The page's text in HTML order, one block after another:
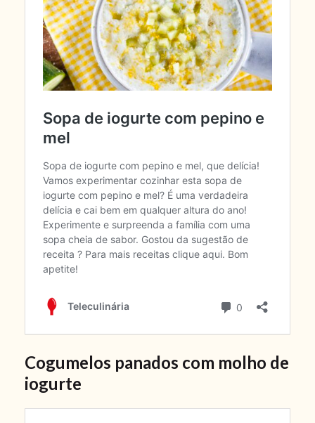
Cogumelos panados com molho de
iogurte